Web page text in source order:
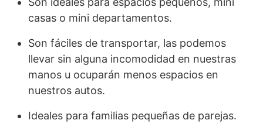
casas o mini departamentos.
Son fáciles de transportar, las podemos
llevar sin alguna incomodidad en nuestras
manos u ocuparán menos espacios en
nuestros autos.
Ideales para familias pequeñas de parejas.